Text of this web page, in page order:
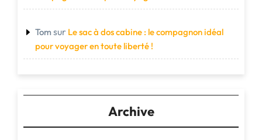
Tom sur Le sac à dos cabine : le compagnon idéal
pour voyager en toute liberté !
Archive